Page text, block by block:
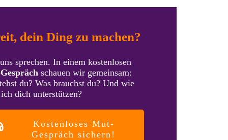
dein Ding zu machen?
sprechen. In einem kostenlosen
schauen wir gemeinsam:
du? Was brauchst du? Und wie
dich unterstützen?
Kostenloses Mut-
Gespräch sichern!